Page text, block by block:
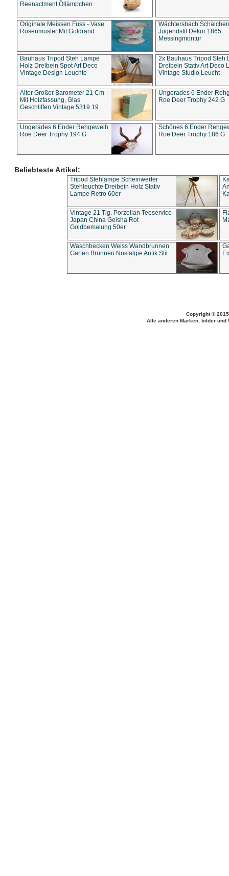
Reenactment Öllämpchen
Originale Meissen Fuss - Vase
Rosenmuster Mit Goldrand
Wächtersbach Schälchen
Jugendstil Dekor 1865
Messingmontur
Bauhaus Tripod Steh Lampe
Holz Dreibein Spot Art Deco
Vintage Design Leuchte
2x Bauhaus Tripod Steh
Dreibein Stativ Art Deco
Vintage Studio Leucht
Alter Großer Barometer 21 Cm
Mit Holzfassung, Glas
Geschliffen Vintage 5319 19
Ungerades 6 Ender
Roe Deer Trophy 242 G
Ungerades 6 Ender Rehgeweih
Roe Deer Trophy 194 G
Schönes 6 Ender
Roe Deer Trophy 186 G
Beliebteste Artikel:
Tripod Stehlampe Scheinwerfer
Stehleuchte Dreibein Holz Stativ
Lampe Retro 60er
Vintage 21 Tlg. Porzellan Teeservice
Japan China Geisha Rot
Goldbemalung 50er
Waschbecken Weiss Wandbrunnen
Garten Brunnen Nostalgie Antik Stil
Copyright ©
Alle anderen Marken, bilder und